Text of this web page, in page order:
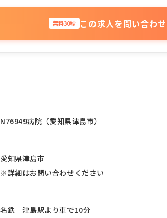
無料30秒 この求人を問い合わ
N76949病院（愛知県津島市）
愛知県津島市
※詳細はお問い合わせください
名鉄 津島駅より車で10分